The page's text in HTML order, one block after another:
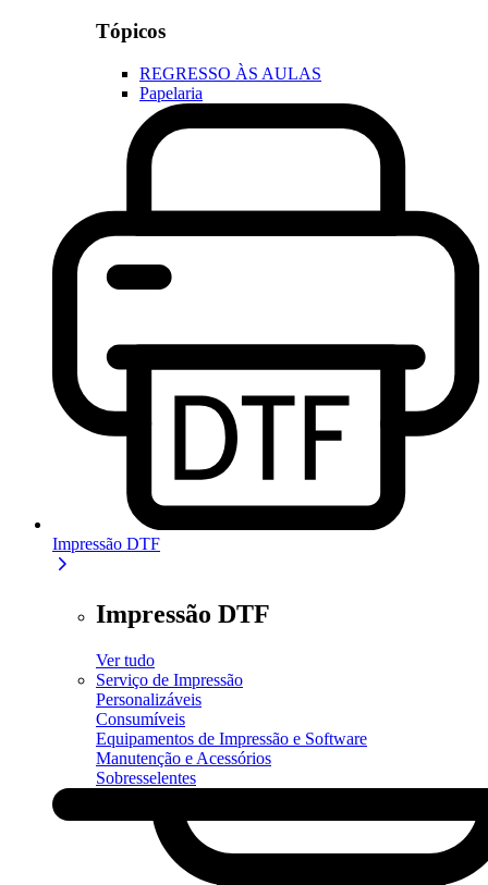
Tópicos
REGRESSO ÀS AULAS
Papelaria
Impressão DTF
Impressão DTF
Ver tudo
Serviço de Impressão
Personalizáveis
Consumíveis
Equipamentos de Impressão e Software
Manutenção e Acessórios
Sobresselentes